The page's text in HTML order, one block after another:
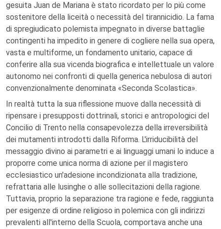
gesuita Juan de Mariana è stato ricordato per lo più come
sostenitore della liceità o necessità del tirannicidio. La fama
di spregiudicato polemista impegnato in diverse battaglie
contingenti ha impedito in genere di cogliere nella sua opera,
vasta e multiforme, un fondamento unitario, capace di
conferire alla sua vicenda biografica e intellettuale un valore
autonomo nei confronti di quella generica nebulosa di autori
convenzionalmente denominata «Seconda Scolastica».
In realtà tutta la sua riflessione muove dalla necessità di
ripensare i presupposti dottrinali, storici e antropologici del
Concilio di Trento nella consapevolezza della irreversibilità
dei mutamenti introdotti dalla Riforma. L'irriducibilità del
messaggio divino ai parametri e ai linguaggi umani lo induce a
proporre come unica norma di azione per il magistero
ecclesiastico un'adesione incondizionata alla tradizione,
refrattaria alle lusinghe o alle sollecitazioni della ragione.
Tuttavia, proprio la separazione tra ragione e fede, raggiunta
per esigenze di ordine religioso in polemica con gli indirizzi
prevalenti all'interno della Scuola, comportava anche una